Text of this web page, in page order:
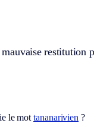
restitution
le mottananarivien ?